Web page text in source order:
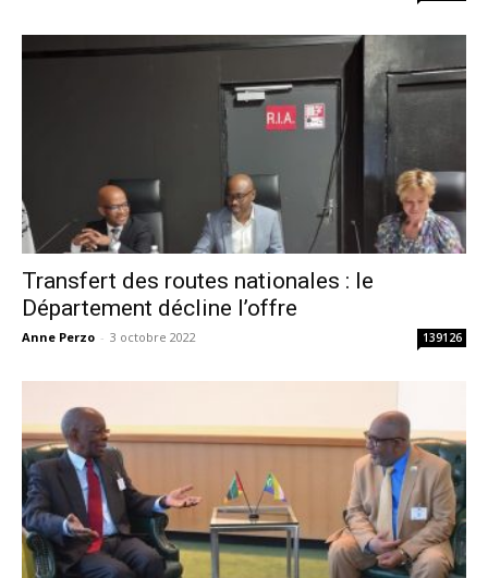
Transfert des routes nationales : le
Département décline l’offre
Anne Perzo - 3 octobre 2022 139126